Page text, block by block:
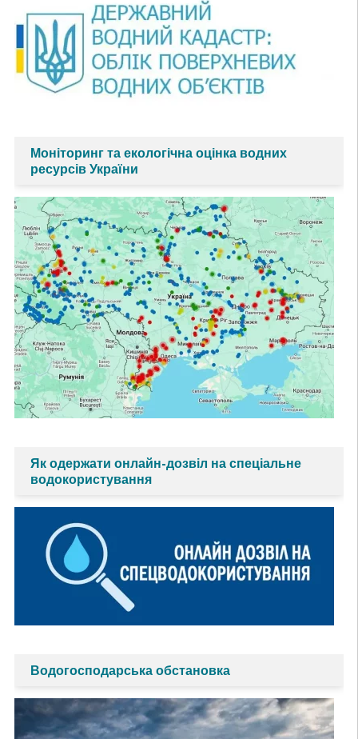
Моніторинг та екологічна оцінка водних
ресурсів України
Як одержати онлайн-дозвіл на спеціальне
водокористування
Водогосподарська обстановка